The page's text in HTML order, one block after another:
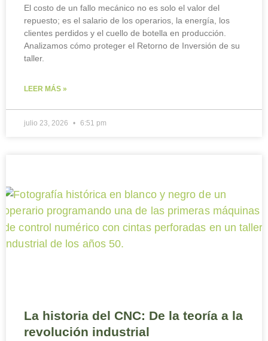
El costo de un fallo mecánico no es solo el valor del
repuesto; es el salario de los operarios, la energía, los
clientes perdidos y el cuello de botella en producción.
Analizamos cómo proteger el Retorno de Inversión de su
taller.
LEER MÁS »
julio 23, 2026 6:51 pm
La historia del CNC: De la teoría a la
revolución industrial